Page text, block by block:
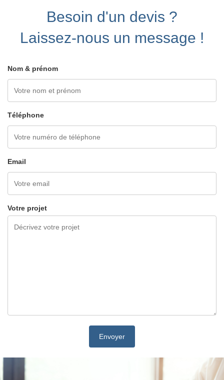
Besoin d'un devis ?
Laissez-nous un message !
Nom & prénom
Téléphone
Email
Votre projet